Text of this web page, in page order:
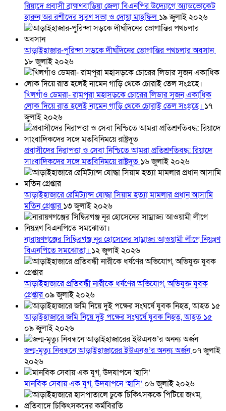
রিয়াদে প্রবাসী ব্রাহ্মণবাড়িয়া জেলা বিএনপির উদ্যোগে অ্যাডভোকেট
হারুন অর রশীদের স্মরণ সভা ও দোয়া মাহফিল ১৯ জুলাই ২০২৬
আড়াইহাজার-পুরিন্দা সড়কে দীর্ঘদিনের ভোগান্তির পথচলার অবসান
১৮ জুলাই ২০২৬
খিলগাঁও ডেমরা- রামপুরা মহাসড়কে চোরের লিডার সুজন একাধিক
লোক দিয়ে রাত হলেই নামেন গাড়ি থেকে চোরাই তেল সংগ্রহে। ১৭
জুলাই ২০২৬
প্রবাসীদের নিরাপত্তা ও সেবা নিশ্চিতে আমরা প্রতিশ্রুতিবদ্ধ: রিয়াদে
সাংবাদিকদের সঙ্গে মতবিনিময়ে রাষ্ট্রদূত ১৬ জুলাই ২০২৬
আড়াইহাজারে রেমিট্যান্স যোদ্ধা সিয়াম হত্যা মামলার প্রধান আসামি
মতিন গ্রেপ্তার১৩ জুলাই ২০২৬
নারায়ণগঞ্জের সিদ্ধিরগঞ্জ নূর হোসেনের সাম্রাজ্য আওয়ামী লীগে নিয়ন্ত্রণ
বিএনপিতে সমঝোতা। ১২ জুলাই ২০২৬
আড়াইহাজারে প্রতিবন্ধী নারীকে ধর্ষণের অভিযোগ, অভিযুক্ত যুবক
গ্রেপ্তার০৯ জুলাই ২০২৬
আড়াইহাজারে জমি নিয়ে দুই পক্ষের সংঘর্ষে যুবক নিহত, আহত ১৫
০৯ জুলাই ২০২৬
জন্ম-মৃত্যু নিবন্ধনে আড়াইহাজারের ইউএনও’র অনন্য অর্জন০৭ জুলাই
২০২৬
মানবিক সেবায় এক যুগ, উদযাপনে ‘হাসি’ ০৬ জুলাই ২০২৬